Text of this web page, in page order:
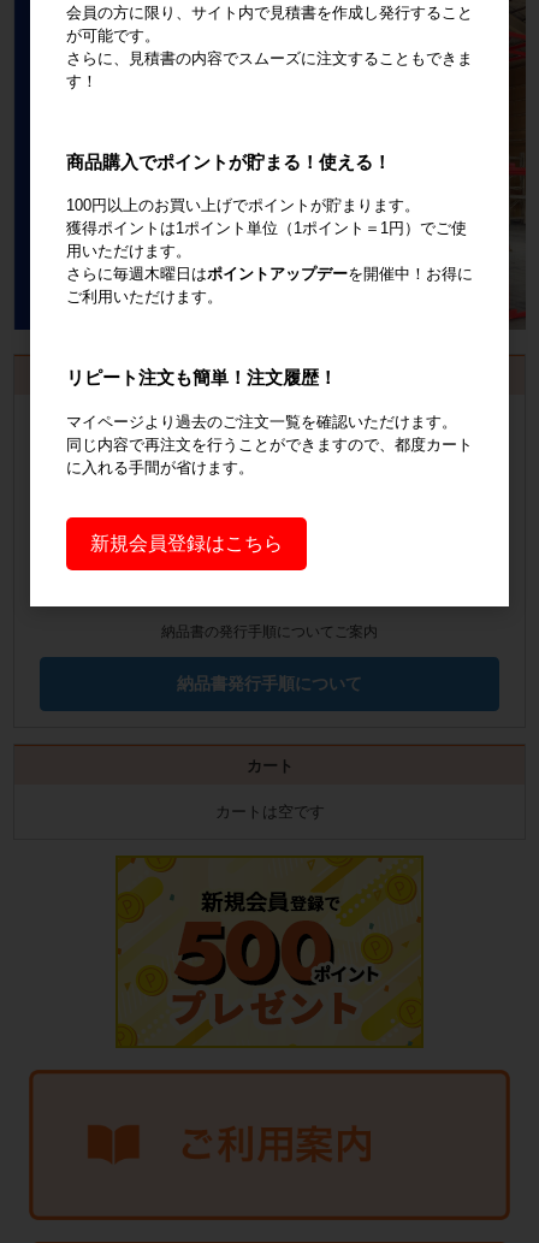
お見積書・納品書発行のご案内
会員登録するといつでも発行可能！
会員登録はこちら
見積書の発行手順についてご案内
納品書の発行手順についてご案内
納品書発行手順について
カート
カートは空です
会員の方に限り、サイト内で見積書を作成し発行すること
が可能です。
さらに、見積書の内容でスムーズに注文することもできま
す！
商品購入でポイントが貯まる！使える！
100円以上のお買い上げでポイントが貯まります。
獲得ポイントは1ポイント単位（1ポイント＝1円）でご使
用いただけます。
さらに毎週木曜日はポイントアップデーを開催中！お得に
ご利用いただけます。
リピート注文も簡単！注文履歴！
マイページより過去のご注文一覧を確認いただけます。
同じ内容で再注文を行うことができますので、都度カート
に入れる手間が省けます。
新規会員登録はこちら